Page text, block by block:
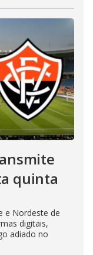
quinta
e Nordeste de
digitais,
adiado no